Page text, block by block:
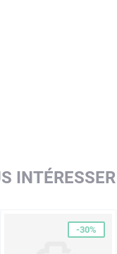
INTÉRESSER
-30%